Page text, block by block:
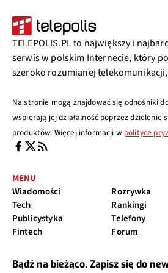
TELEPOLIS.PL to największy i
serwis w polskim Internecie, który
szeroko rozumianej
Na stronie mogą znajdować się odnośniki
wspierają jej działalność poprzez dzielenie
produktów. Więcej informacji w polityce
MENU
Wiadomości
Tech
Publicystyka
Fintech
Rozrywka
Rankingi
Telefony
Forum
Bądź na bieżąco. Zapisz się do